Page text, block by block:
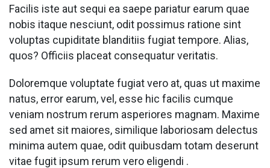
Facilis iste aut sequi ea saepe pariatur earum quae
nobis itaque nesciunt, odit possimus ratione sint
voluptas cupiditate blanditiis fugiat tempore. Alias,
quos? Officiis placeat consequatur veritatis.
Doloremque voluptate fugiat vero at, quas ut maxime
natus, error earum, vel, esse hic facilis cumque
veniam nostrum rerum asperiores magnam. Maxime
sed amet sit maiores, similique laboriosam delectus
minima autem quae, odit quibusdam totam deserunt
vitae fugit ipsum rerum vero eligendi .